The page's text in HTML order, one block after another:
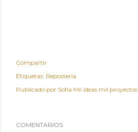
Compartir
Etiquetas: Reposteria
Publicado por Sofía Mil ideas mil proyectos
COMENTARIOS